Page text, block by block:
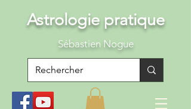
Astrologie pratique
Sébastien Nogue